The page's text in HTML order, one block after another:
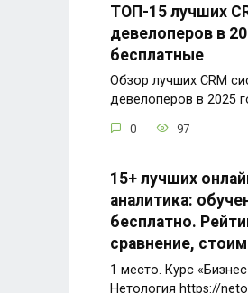
ТОП-15 лучших
девелоперов в
бесплатные
Обзор лучших CRM
девелоперов в 2025
0 97
15+ лучших
аналитика:
бесплатно.
сравнение,
1 место. Курс
Нетология https://